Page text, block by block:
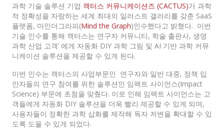
과학 기술 솔루션 기업 캑터스 커뮤니케이션즈 (CACTUS)가 과학
적 정확성을 자랑하는 세계 최대의 일러스트 갤러리를 갖춘 SaaS
플랫폼, 마인더그라피(Mind the Graph)인수했다고 밝혔다. 이번
기술 인수를 통해 캑터스는 연구자 커뮤니티, 학술 출판사, 생명
과학 산업 고객’ 에게 자동화 DIY 과학 그림 및 AI 기반 과학 커뮤
니케이션 솔루션을 제공할 수 있게 된다.
이번 인수는 캑터스의 사업부문인 연구자와 일반 대중, 정책 입
안자들의 연구 참여를 위한 솔루션인 임팩트 사이언스(Impact
Science) 부문에 초첨을 맞췄다. 이로 인해 임팩트 사이언스는 고
객들에게 자동화 DIY 솔루션을 더욱 빨리 제공할 수 있게 되며,
사용자들이 정확한 과학 삽화를 제작해 독자 저변을 확대할 수 있
도록 도울 수 있게 되었다.